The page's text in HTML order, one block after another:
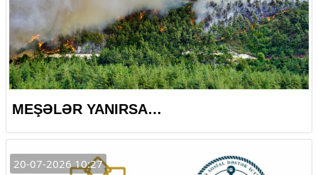
MEŞƏLƏR YANIRSA…
20-07-2026 10:27